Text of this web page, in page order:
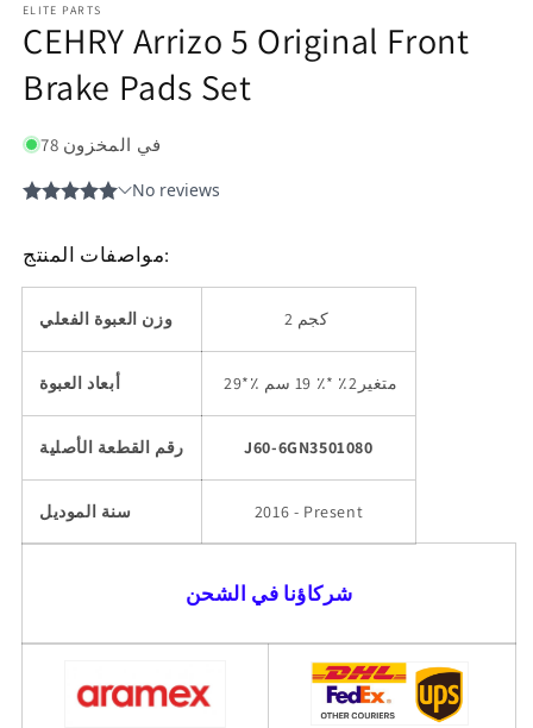
ELITE PARTS
CEHRY Arrizo 5 Original Front
Brake Pads Set
78 في المخزون
مواصفات المنتج:
وزن العبوة الفعلي
أبعاد العبوة 29 *٪ متغير2٪ *٪ 19 سم
رقم القطعة الأصلية J60-6GN3501080
سنة الموديل 2016 - Present
شركاؤنا في الشحن